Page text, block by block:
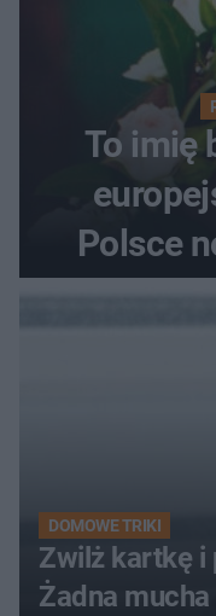
To imię
Polsce
DOMOWE TRIKI
Zwilż kartkę i
Żadna